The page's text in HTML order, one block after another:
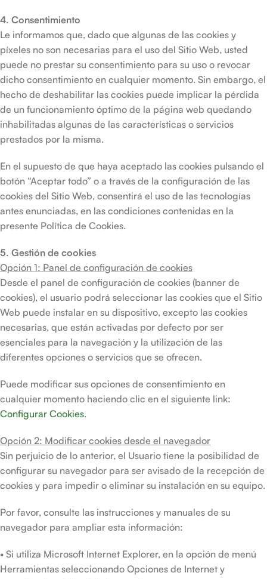
4. Consentimiento
Le informamos que, dado que algunas de las cookies y
píxeles no son necesarias para el uso del Sitio Web, usted
puede no prestar su consentimiento para su uso o revocar
dicho consentimiento en cualquier momento. Sin embargo, el
hecho de deshabilitar las cookies puede implicar la pérdida
de un funcionamiento óptimo de la página web quedando
inhabilitadas algunas de las características o servicios
prestados por la misma.
En el supuesto de que haya aceptado las cookies pulsando el
botón “Aceptar todo” o a través de la configuración de las
cookies del Sitio Web, consentirá el uso de las tecnologías
antes enunciadas, en las condiciones contenidas en la
presente Política de Cookies.
5. Gestión de cookies
Opción 1: Panel de configuración de cookies
Desde el panel de configuración de cookies (banner de
cookies), el usuario podrá seleccionar las cookies que el Sitio
Web puede instalar en su dispositivo, excepto las cookies
necesarias, que están activadas por defecto por ser
esenciales para la navegación y la utilización de las
diferentes opciones o servicios que se ofrecen.
Puede modificar sus opciones de consentimiento en
cualquier momento haciendo clic en el siguiente link:
Configurar Cookies.
Opción 2: Modificar cookies desde el navegador
Sin perjuicio de lo anterior, el Usuario tiene la posibilidad de
configurar su navegador para ser avisado de la recepción de
cookies y para impedir o eliminar su instalación en su equipo.
Por favor, consulte las instrucciones y manuales de su
navegador para ampliar esta información:
• Si utiliza Microsoft Internet Explorer, en la opción de menú
Herramientas seleccionando Opciones de Internet y